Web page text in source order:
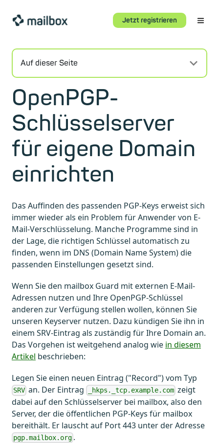
Jetzt registrieren
Auf dieser Seite
OpenPGP-
Schlüsselserver
für eigene Domain
einrichten
Das Auffinden des passenden PGP-Keys erweist sich
immer wieder als ein Problem für Anwender von E-
Mail-Verschlüsselung. Manche Programme sind in
der Lage, die richtigen Schlüssel automatisch zu
finden, wenn im DNS (Domain Name System) die
passenden Einstellungen gesetzt sind.
Wenn Sie den mailbox Guard mit externen E-Mail-
Adressen nutzen und Ihre OpenPGP-Schlüssel
anderen zur Verfügung stellen wollen, können Sie
unseren Keyserver nutzen. Dazu kündigen Sie ihn in
einem SRV-Eintrag als zuständig für Ihre Domain an.
Das Vorgehen ist weitgehend analog wie in diesem
Artikel beschrieben:
Legen Sie einen neuen Eintrag ("Record") vom Typ
SRV an. Der Eintrag _hkps._tcp.example.comzeigt
dabei auf den Schlüsselserver bei mailbox, also den
Server, der die öffentlichen PGP-Keys für mailbox
bereithält. Er lauscht auf Port 443 unter der Adresse
pgp.mailbox.org .